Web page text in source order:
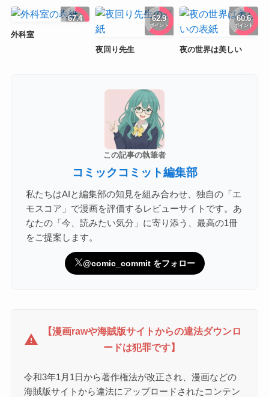
67.4
外科室
62.9
ポイント
夜回り先生
60.6
ポイント
夜の世界は美しい
この記事の執筆者
コミックコミット編集部
私たちはAIと編集部の知見を組み合わせ、独自の「エ
モスコア」で漫画を評価するレビューサイトです。あ
なたの「今、読みたい気分」に寄り添う、最高の1冊
をご提案します。
@comic_commit をフォロー
warning
【漫画rawや海賊版サイトからの違法ダウンロ
ードは犯罪です】
令和3年1月1日から著作権法が改正され、漫画などの
海賊版サイトから違法にアップロードされたコンテン